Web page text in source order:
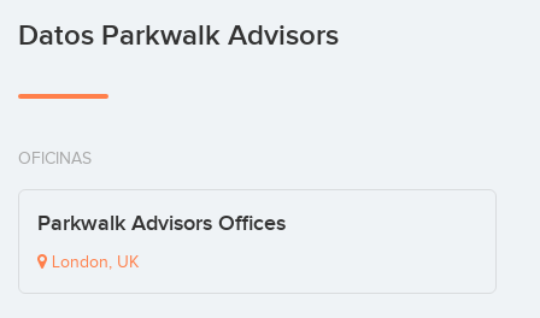
Datos Parkwalk Advisors
OFICINAS
Parkwalk Advisors Offices
London, UK